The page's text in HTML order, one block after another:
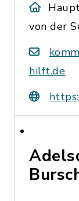
von der
hilft.de